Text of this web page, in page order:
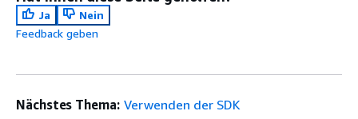
Ja
Nein
Feedback geben
Nächstes Thema: Verwenden der SDK